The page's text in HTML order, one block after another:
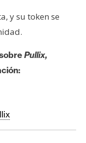
y su token se
Pullix,